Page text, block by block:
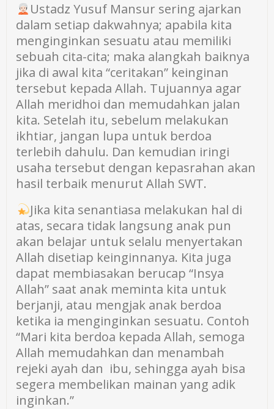
Ustadz Yusuf Mansur sering ajarkan
dalam setiap dakwahnya; apabila kita
menginginkan sesuatu atau memiliki
sebuah cita-cita; maka alangkah baiknya
jika di awal kita “ceritakan” keinginan
tersebut kepada Allah. Tujuannya agar
Allah meridhoi dan memudahkan jalan
kita. Setelah itu, sebelum melakukan
ikhtiar, jangan lupa untuk berdoa
terlebih dahulu. Dan kemudian iringi
usaha tersebut dengan kepasrahan akan
hasil terbaik menurut Allah SWT.
Jika kita senantiasa melakukan hal di
atas, secara tidak langsung anak pun
akan belajar untuk selalu menyertakan
Allah disetiap keinginnanya. Kita juga
dapat membiasakan berucap “Insya
Allah” saat anak meminta kita untuk
berjanji, atau mengjak anak berdoa
ketika ia menginginkan sesuatu. Contoh
“Mari kita berdoa kepada Allah, semoga
Allah memudahkan dan menambah
rejeki ayah dan ibu, sehingga ayah bisa
segera membelikan mainan yang adik
inginkan.”